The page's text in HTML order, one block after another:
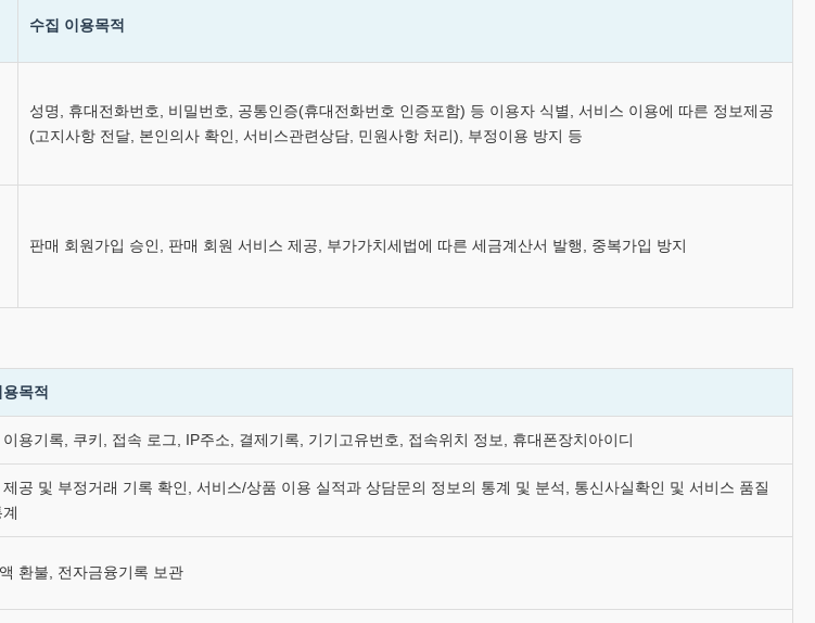
수집 이용목적
성명, 휴대전화번호, 비밀번호, 공통인증(휴대전화번호 인증포함) 등 이용자 식별, 서비스 이용에 따른 정보제공
(고지사항 전달, 본인의사 확인, 서비스관련상담, 민원사항 처리), 부정이용 방지 등
판매 회원가입 승인, 판매 회원 서비스 제공, 부가가치세법에 따른 세금계산서 발행, 중복가입 방지
목적
용기록, 쿠키, 접속 로그, IP주소, 결제기록, 기기고유번호, 접속위치 정보, 휴대폰장치아이디
공 및 부정거래 기록 확인, 서비스/상품 이용 실적과 상담문의 정보의 통계 및 분석, 통신사실확인 및 서비스 품질
환불, 전자금융기록 보관